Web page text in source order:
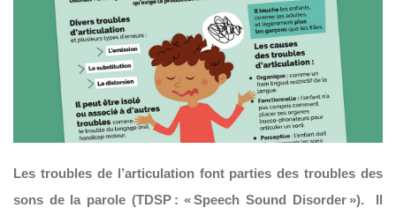
Les troubles de l’articulation font parties des troubles des
sons de la parole (TDSP : « Speech Sound Disorder »). Il